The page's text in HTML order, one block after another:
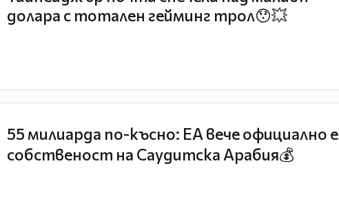
долара с тотален гейминг трол😯💥
55 милиарда по-късно: EA вече официално е
собственост на Саудитска Арабия💰